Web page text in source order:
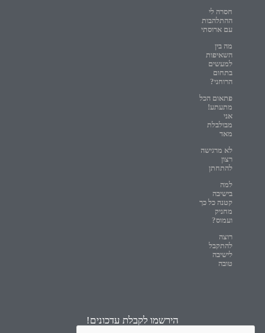
חסרה לי
ההתלהבות
עם ארוסתי
מה בין
השאיפות
למעשים
בתחום
הרוחני?
פתאום הכל
מתעתע!
אני
מבולבלת
מאד
לא מרגישה
רצון
להתחתן
למה
בישיבה
קטנה כל כך
מחניק
ועמוס?
רוצה
להתקבל
לישיבה
טובה
הירשמו לקבלת עדכונים!